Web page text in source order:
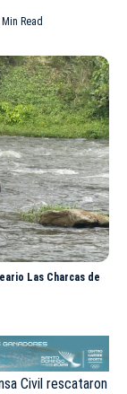
Read
Las Charcas de
Civil rescataron